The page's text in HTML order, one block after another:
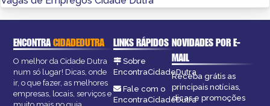
ENCONTRACIDADEDUTRA
O melhor da Cidade Dutra
num só lugar! Dicas, onde
ir, o que fazer, as melhores
empresas, locais, serviços e
LINKS RÁPIDOS
Sobre
EncontraCidadeDutra
Fale com o
EncontraCidadeDutra
NOVIDADES POR E-
MAIL
Receba grátis as
principais notícias,
dicas e promoções